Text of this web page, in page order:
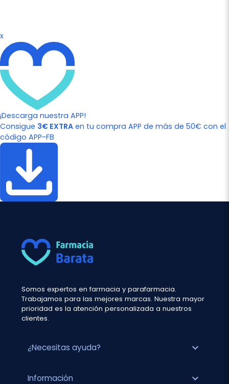
x
¡Descarga nuestra APP!
Consigue 3€ EXTRA en tu compra APP de más de 50€ con el
código APP-FB
Somos expertos en farmacia y parafarmacia.
Trabajamos para las mejores marcas. Nuestra mayor
prioridad es la atención personalizada a nuestros
clientes.
¿Necesitas ayuda? expand_more
Información expand_more